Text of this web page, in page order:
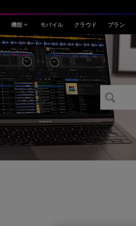
機能
スタイル
House / Techno
Open Format
Mobile & Home
プロフェッショナル
モバイル クラウド プラン